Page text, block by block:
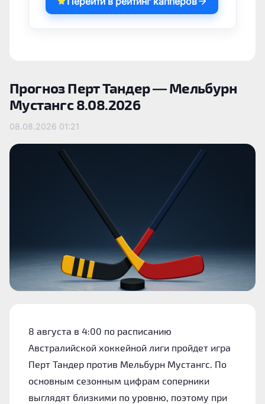
Прогноз Перт Тандер — Мельбурн
Мустангс 8.08.2026
08.08.2026 01:21
8 августа в 4:00 по расписанию
Австралийской хоккейной лиги пройдет игра
Перт Тандер против Мельбурн Мустангс. По
основным сезонным цифрам соперники
выглядят близкими по уровню, поэтому при